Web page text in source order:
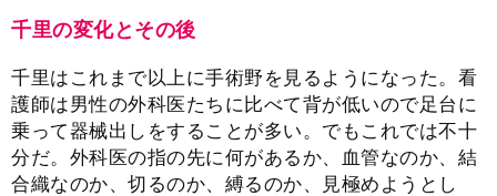
千里の変化とその後
千里はこれまで以上に手術野を見るようになった。看
護師は男性の外科医たちに比べて背が低いので足台に
乗って器械出しをすることが多い。でもこれでは不十
分だ。外科医の指の先に何があるか、血管なのか、結
合織なのか、切るのか、縛るのか、見極めようとし